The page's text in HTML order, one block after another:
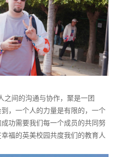
之间的沟通与协作，聚是一团
，一个人的力量是有限的，一个
功需要我们每一个成员的共同努
福的英美校园共度我们的教育人